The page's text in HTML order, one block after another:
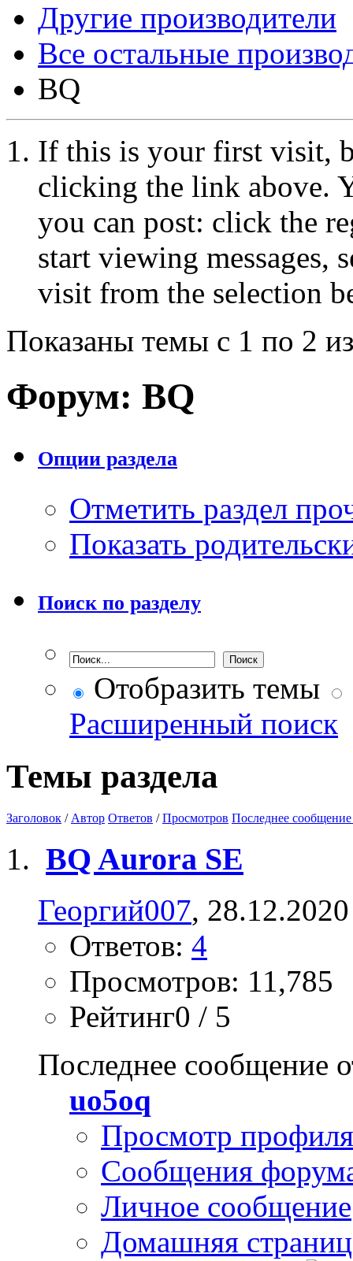
Другие производители
Все остальные
BQ
If this is your first visit,
clicking the link above.
you can post: click the
start viewing messages,
visit from the selection
Показаны темы с 1 по 2
Форум: BQ
Опции раздела
Отметить раздел
Показать
Поиск по разделу
Отобразить темы
Расширенный поиск
Темы раздела
Заголовок / Автор Ответов /Просмотров Последнее сообщение
BQ Aurora SE
Георгий007,
Ответов: 4
Просмотров: 11,785
Рейтинг0 / 5
Последнее сообщение
uo5oq
Просмотр профиля
Сообщения
Личное сообщение
Домашняя